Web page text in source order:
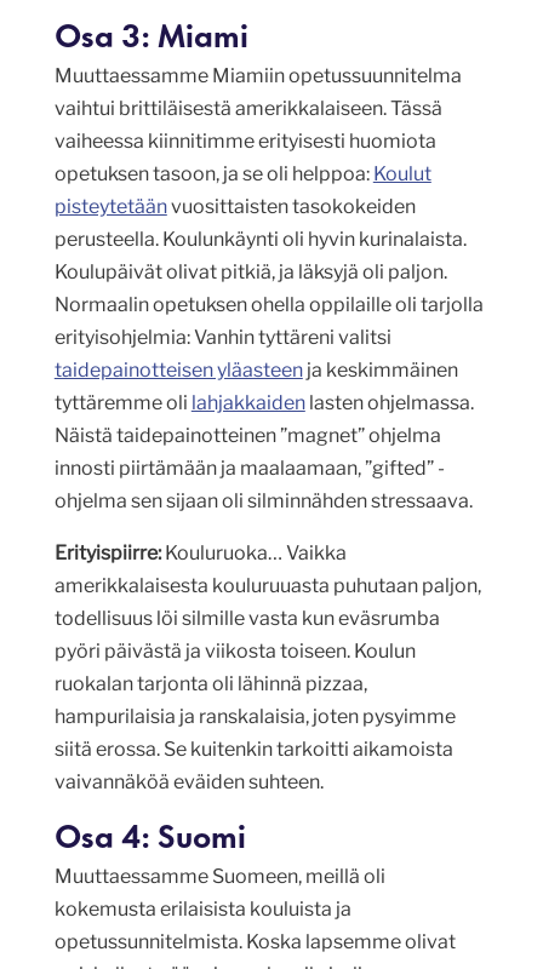
Osa 3: Miami
Muuttaessamme Miamiin opetussuunnitelma
vaihtui brittiläisestä amerikkalaiseen. Tässä
vaiheessa kiinnitimme erityisesti huomiota
opetuksen tasoon, ja se oli helppoa: Koulut
pisteytetäänvuosittaisten tasokokeiden
perusteella. Koulunkäynti oli hyvin kurinalaista.
Koulupäivät olivat pitkiä, ja läksyjä oli paljon.
Normaalin opetuksen ohella oppilaille oli tarjolla
erityisohjelmia: Vanhin tyttäreni valitsi
taidepainotteisen yläasteenja keskimmäinen
tyttäremme oli lahjakkaidenlasten ohjelmassa.
Näistä taidepainotteinen ”magnet” ohjelma
innosti piirtämään ja maalaamaan, ”gifted” -
ohjelma sen sijaan oli silminnähden stressaava.
Erityispiirre:Kouluruoka… Vaikka
amerikkalaisesta kouluruuasta puhutaan paljon,
todellisuus löi silmille vasta kun eväsrumba
pyöri päivästä ja viikosta toiseen. Koulun
ruokalan tarjonta oli lähinnä pizzaa,
hampurilaisia ja ranskalaisia, joten pysyimme
siitä erossa. Se kuitenkin tarkoitti aikamoista
vaivannäköä eväiden suhteen.
Osa 4: Suomi
Muuttaessamme Suomeen, meillä oli
kokemusta erilaisista kouluista ja
opetussunnitelmista. Koska lapsemme olivat